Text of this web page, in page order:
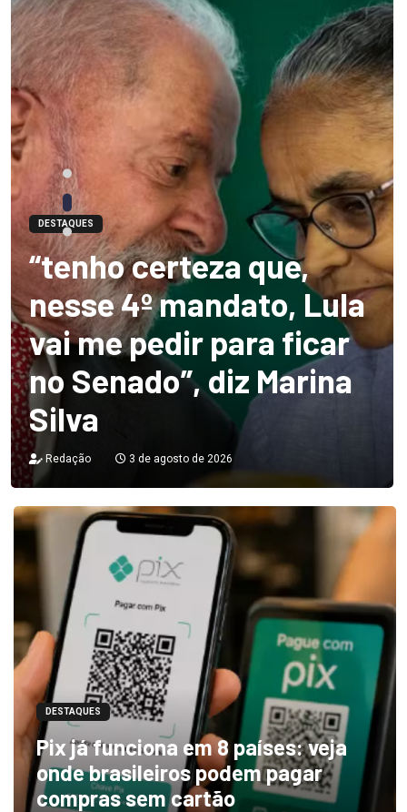
DESTAQUES
“tenho certeza que,
nesse 4º mandato, Lula
vai me pedir para ficar
no Senado”, diz Marina
Silva
Redação 3 de agosto de 2026
DESTAQUES
Pix já funciona em 8 países: veja
onde brasileiros podem pagar
compras sem cartão